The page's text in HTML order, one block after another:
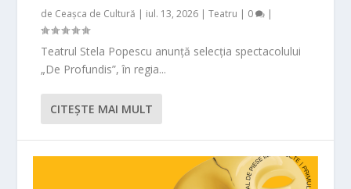
de Ceașca de Cultură | iul. 13, 2026 |Teatru | 0 |
Teatrul Stela Popescu anunță selecția spectacolului
„De Profundis”, în regia...
CITEŞTE MAI MULT